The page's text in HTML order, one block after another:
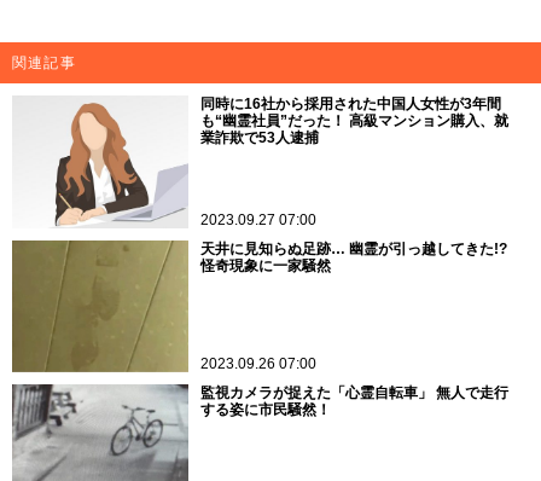
関連記事
同時に16社から採用された中国人女性が3年間
も“幽霊社員”だった！ 高級マンション購入、就
業詐欺で53人逮捕
2023.09.27 07:00
天井に見知らぬ足跡… 幽霊が引っ越してきた!?
怪奇現象に一家騒然
2023.09.26 07:00
監視カメラが捉えた「心霊自転車」 無人で走行
する姿に市民騒然！